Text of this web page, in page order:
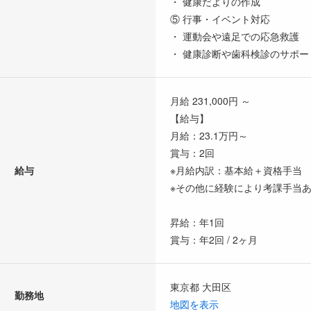
⑤ 行事・イベント対応
・ 運動会や遠足での応急救護
・ 健康診断や歯科検診のサポ
給与
月給 231,000円 ～
【給与】
月給：23.1万円～
賞与：2回
※月給内訳：基本給＋資格手当
※その他に経験により考課手当
昇給：年1回
賞与：年2回 / 2ヶ月
勤務地
東京都 大田区
地図を表示